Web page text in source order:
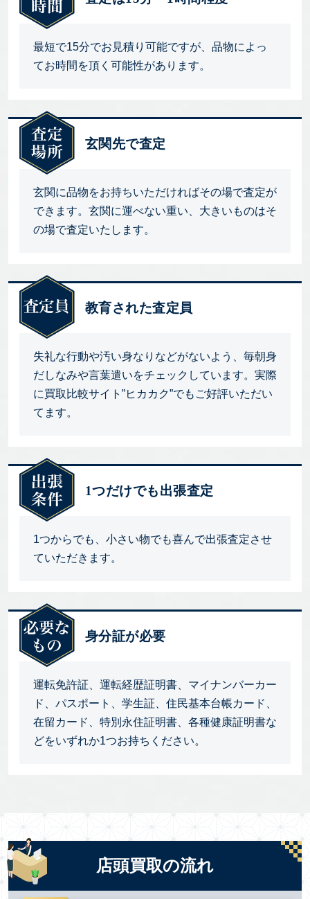
最短で15分でお見積り可能ですが、品物によっ
てお時間を頂く可能性があります。
玄関先で査定
玄関に品物をお持ちいただければその場で査定が
できます。玄関に運べない重い、大きいものはそ
の場で査定いたします。
教育された査定員
失礼な行動や汚い身なりなどがないよう、毎朝身
だしなみや言葉遣いをチェックしています。実際
に買取比較サイト”ヒカカク”でもご好評いただい
てます。
1つだけでも出張査定
1つからでも、小さい物でも喜んで出張査定させ
ていただきます。
身分証が必要
運転免許証、運転経歴証明書、マイナンバーカー
ド、パスポート、学生証、住民基本台帳カード、
在留カード、特別永住証明書、各種健康証明書な
どをいずれか1つお持ちください。
店頭買取の流れ